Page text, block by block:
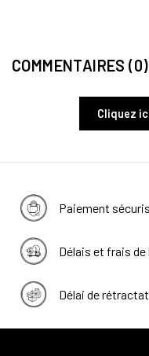
COMMENTAIRES (0)
Cliquez
Paiement
Délais et frais
Délai de